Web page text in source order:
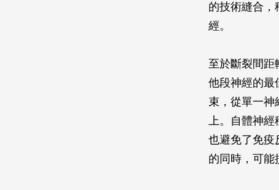
的技術縫合，
經。
至於斷裂間距
他段神經的最
束，從單一神
上。自體神經
也避免了免疫
的同時，可能